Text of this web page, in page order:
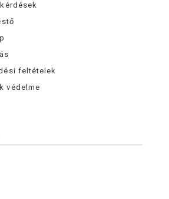
feltételek
védelme